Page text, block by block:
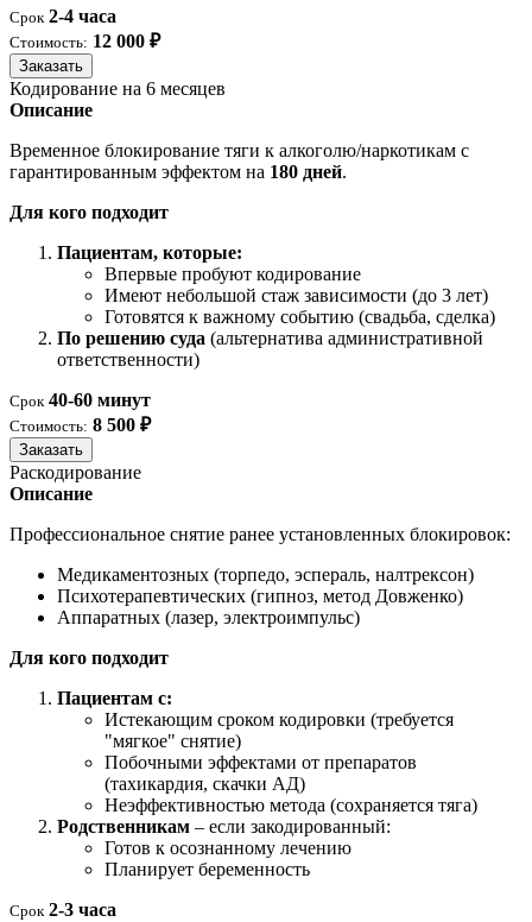
Срок 2-4 часа
Стоимость: 12 000 ₽
Заказать
Кодирование на 6 месяцев
Описание
Временное блокирование тяги к алкоголю/наркотикам с
гарантированным эффектом на 180 дней.
Для кого подходит
Пациентам, которые:
Впервые пробуют кодирование
Имеют небольшой стаж зависимости (до 3 лет)
Готовятся к важному событию (свадьба, сделка)
По решению суда (альтернатива административной
ответственности)
Срок 40-60 минут
Стоимость: 8 500 ₽
Заказать
Раскодирование
Описание
Профессиональное снятие ранее установленных блокировок:
Медикаментозных (торпедо, эспераль, налтрексон)
Психотерапевтических (гипноз, метод Довженко)
Аппаратных (лазер, электроимпульс)
Для кого подходит
Пациентам с:
Истекающим сроком кодировки (требуется
"мягкое" снятие)
Побочными эффектами от препаратов
(тахикардия, скачки АД)
Неэффективностью метода (сохраняется тяга)
Родственникам – если закодированный:
Готов к осознанному лечению
Планирует беременность
Срок 2-3 часа